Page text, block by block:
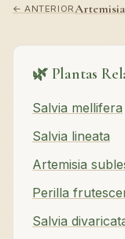
← ANTERIORArtemisia
🌿 Plantas
Salvia mellifera
Salvia lineata
Artemisia
Perilla
Salvia